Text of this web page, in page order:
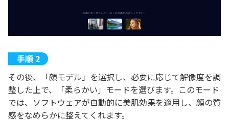
その後、「顔モデル」を選択し、必要に応じて解像度を調
整した上で、「柔らかい」モードを選びます。このモード
では、ソフトウェアが自動的に美肌効果を適用し、顔の質
感をなめらかに整えてくれます。